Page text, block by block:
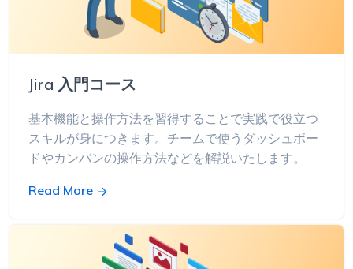
Jira 入門コース
基本機能と操作方法を習得することで実践で役立つ
スキルが身につきます。チームで使うダッシュボー
ドやカンバンの操作方法などを解説いたします。
Read More